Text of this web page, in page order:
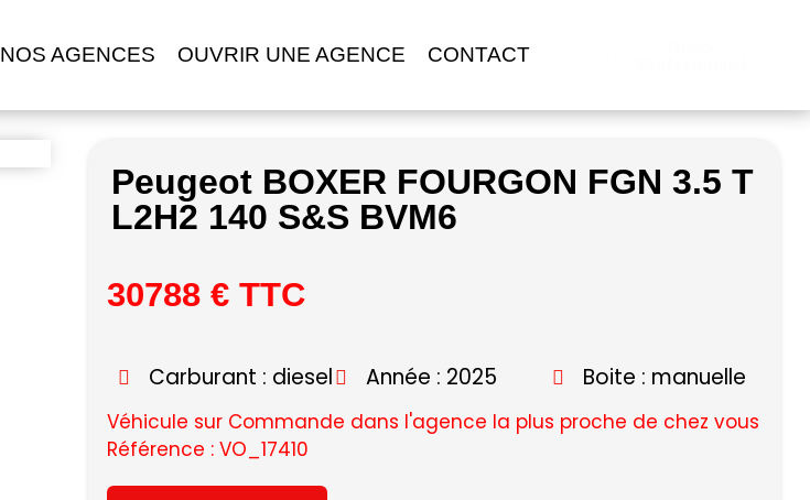
NOS AGENCES OUVRIR UNE AGENCE CONTACT
Peugeot BOXER FOURGON FGN 3.5 T
L2H2 140 S&S BVM6
30788 € TTC
Carburant : diesel Année : 2025 Boite : manuelle
Véhicule sur Commande dans l'agence la plus proche de chez vous
Référence : VO_17410